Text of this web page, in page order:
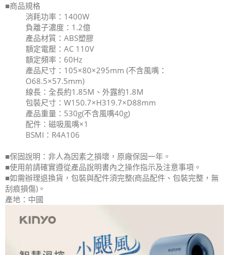
■商品規格
消耗功率：1400W
負離子濃度：1.2億
產品材質：ABS塑膠
額定電壓：AC 110V
額定頻率：60Hz
產品尺寸：105×80×295mm (不含風嘴：
O68.5×57.5mm)
線長：全長約1.85M、外露約1.8M
包裝尺寸：W150.7×H319.7×D88mm
產品重量：530g(不含風嘴40g)
配件：磁吸風嘴×1
BSMI：R4A106
■保固說明：非人為因素之損壞，原廠保固一年。
■使用前請確實遵從產品說明書內之操作指示及注意事項。
■如需辦理退換貨，包裝與配件須完整(商品配件、包裝完整，無
刮痕損傷)。
產地：中國